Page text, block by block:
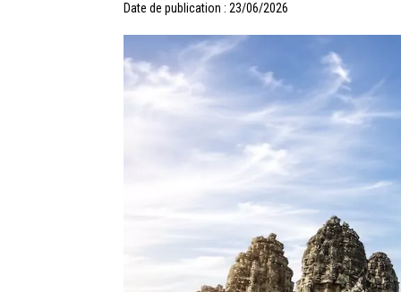
Date de publication : 23/06/2026